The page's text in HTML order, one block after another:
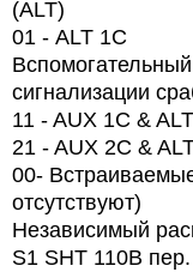
(ALT)
01 - ALT 1C
Вспомогательный
сигнализации
11 - AUX 1C &
21 - AUX 2C &
00-
отсутствуют)
Независимый
S1 SHT 110В пер.